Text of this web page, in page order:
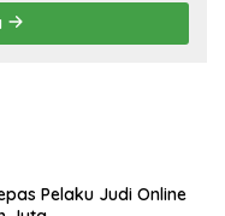
Pelaku Judi Online